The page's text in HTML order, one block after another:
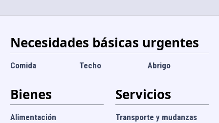
Necesidades básicas urgentes
Comida Techo Abrigo
Bienes
Alimentación
Servicios
Transporte y mudanzas